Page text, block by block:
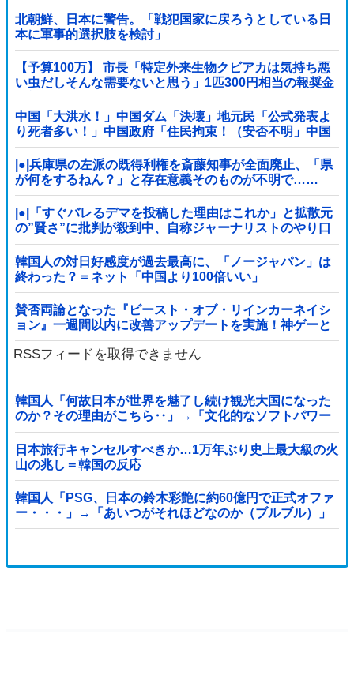
北朝鮮、日本に警告。「戦犯国家に戻ろうとしている日
本に軍事的選択肢を検討」
【予算100万】 市長「特定外来生物クビアカは気持ち悪
い虫だしそんな需要ないと思う」1匹300円相当の報奨金
→初日に42万取られ焦り
中国「大洪水！」中国ダム「決壊」地元民「公式発表よ
り死者多い！」中国政府「住民拘束！（安否不明」中国
当局「救助隊動画も削除」台風13号「三峡ダム接近中」
→
|●|兵庫県の左派の既得利権を斎藤知事が全面廃止、「県
が何をするねん？」と存在意義そのものが不明で……
|●|「すぐバレるデマを投稿した理由はこれか」と拡散元
の”賢さ”に批判が殺到中、自称ジャーナリストのやり口
というのが……
韓国人の対日好感度が過去最高に、「ノージャパン」は
終わった？＝ネット「中国より100倍いい」
賛否両論となった『ビースト・オブ・リインカーネイシ
ョン』一週間以内に改善アップデートを実施！神ゲーと
なるか？
RSSフィードを取得できません
韓国人「何故日本が世界を魅了し続け観光大国になった
のか？その理由がこちら‥」→「文化的なソフトパワー
が凄い」
日本旅行キャンセルすべきか…1万年ぶり史上最大級の火
山の兆し＝韓国の反応
韓国人「PSG、日本の鈴木彩艶に約60億円で正式オファ
ー・・・」→「あいつがそれほどなのか（ブルブル）」
「レギュラーとして出れるとは思わないけど、それでも